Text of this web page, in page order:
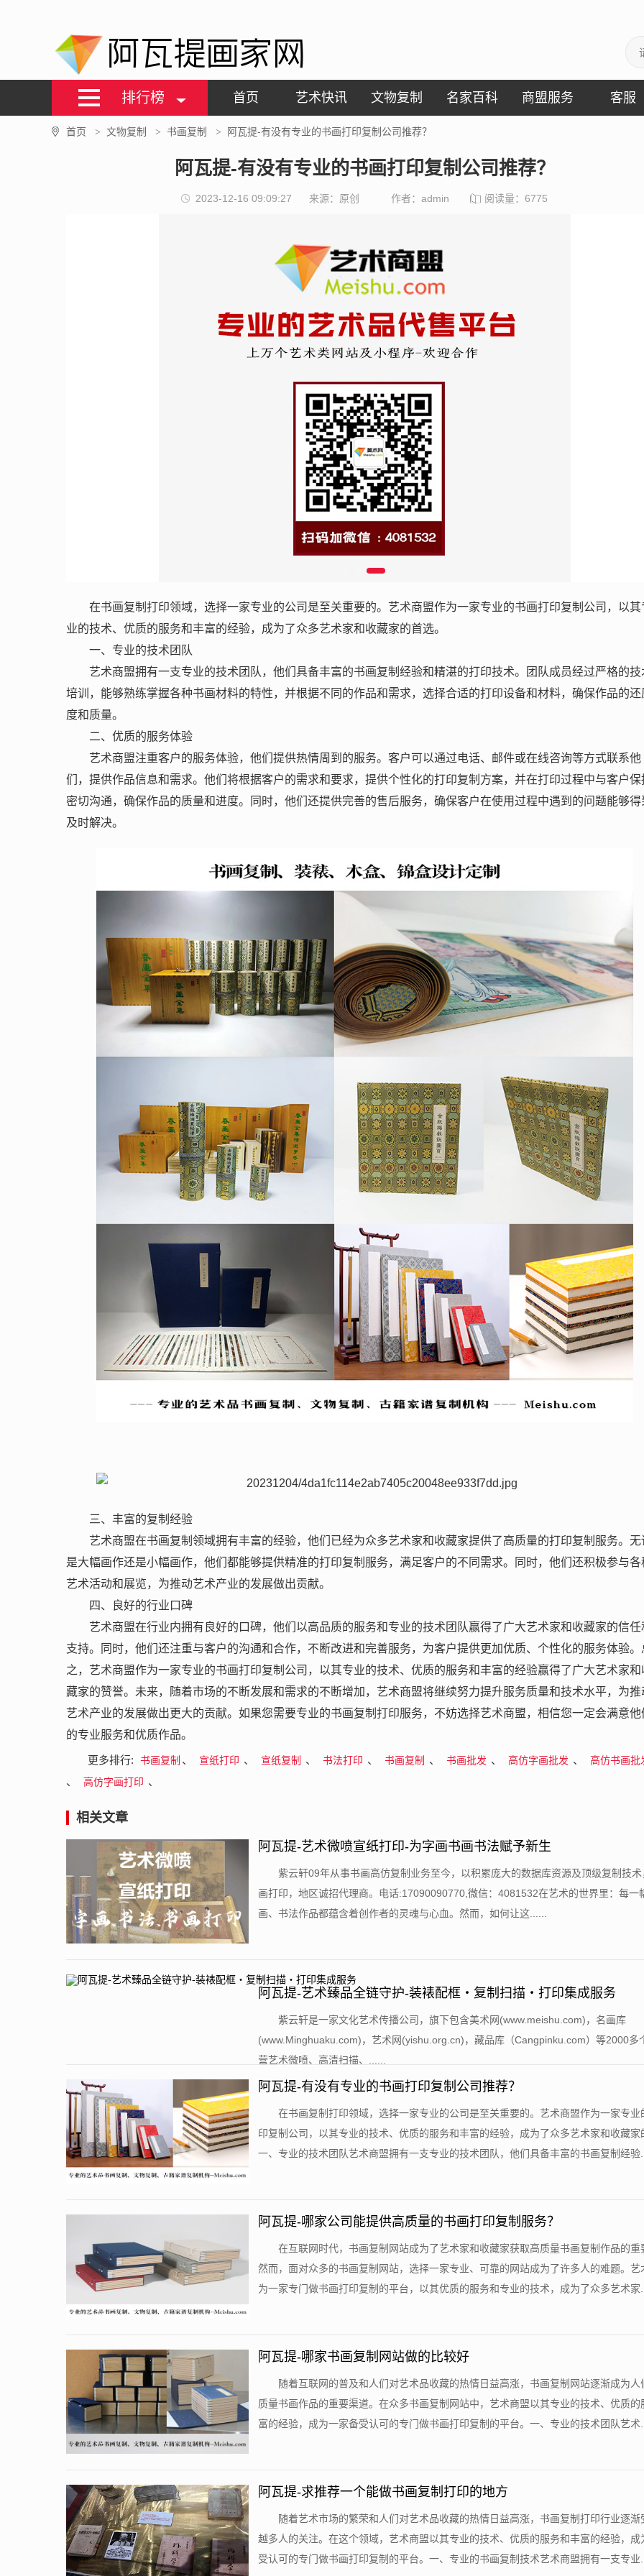
阿瓦提画家网
排行榜 首页 艺术快讯 文物复制 名家百科 商盟服务 客服
首页 > 文物复制 > 书画复制 > 阿瓦提-有没有专业的书画打印复制公司推荐？
阿瓦提-有没有专业的书画打印复制公司推荐？
2023-12-16 09:09:27 来源：原创 作者：admin 阅读量： 6775
在书画复制打印领域，选择一家专业的公司是至关重要的。艺术商盟作为一家专业的书画打印复制公司，以其
业的技术、优质的服务和丰富的经验，成为了众多艺术家和收藏家的首选。
一、专业的技术团队
艺术商盟拥有一支专业的技术团队，他们具备丰富的书画复制经验和精湛的打印技术。团队成员经过严格的技
培训，能够熟练掌握各种书画材料的特性，并根据不同的作品和需求，选择合适的打印设备和材料，确保作品的还
度和质量。
二、优质的服务体验
艺术商盟注重客户的服务体验，他们提供热情周到的服务。客户可以通过电话、邮件或在线咨询等方式联系他
们，提供作品信息和需求。他们将根据客户的需求和要求，提供个性化的打印复制方案，并在打印过程中与客户保
密切沟通，确保作品的质量和进度。同时，他们还提供完善的售后服务，确保客户在使用过程中遇到的问题能够得
及时解决。
三、丰富的复制经验
艺术商盟在书画复制领域拥有丰富的经验，他们已经为众多艺术家和收藏家提供了高质量的打印复制服务。无
是大幅画作还是小幅画作，他们都能够提供精准的打印复制服务，满足客户的不同需求。同时，他们还积极参与各
艺术活动和展览，为推动艺术产业的发展做出贡献。
四、良好的行业口碑
艺术商盟在行业内拥有良好的口碑，他们以高品质的服务和专业的技术团队赢得了广大艺术家和收藏家的信任
支持。同时，他们还注重与客户的沟通和合作，不断改进和完善服务，为客户提供更加优质、个性化的服务体验。
之，艺术商盟作为一家专业的书画打印复制公司，以其专业的技术、优质的服务和丰富的经验赢得了广大艺术家和
藏家的赞誉。未来，随着市场的不断发展和需求的不断增加，艺术商盟将继续努力提升服务质量和技术水平，为推
艺术产业的发展做出更大的贡献。如果您需要专业的书画复制打印服务，不妨选择艺术商盟，相信您一定会满意他
的专业服务和优质作品。
更多排行: 书画复制 、 宣纸打印 、 宣纸复制 、 书法打印 、 书画复制 、 书画批发 、 高仿字画批发 、 高仿书画批
、 高仿字画打印 、
相关文章
阿瓦提-艺术微喷宣纸打印-为字画书画书法赋予新生
紫云轩09年从事书画高仿复制业务至今，以积累庞大的数据库资源及顶级复制技
画打印，地区诚招代理商。电话:17090090770,微信：4081532在艺术的世界里：每一
画、书法作品都蕴含着创作者的灵魂与心血。然而，如何让这......
阿瓦提-艺术臻品全链守护-装裱配框・复制扫描・打印集成服务
​紫云轩是一家文化艺术传播公司，旗下包含美术网(www.meishu.com)，名画库
(www.Minghuaku.com)，艺术网(yishu.org.cn)，藏品库（Cangpinku.com）等2000多
营艺术微喷、高清扫描、......
阿瓦提-有没有专业的书画打印复制公司推荐？
在书画复制打印领域，选择一家专业的公司是至关重要的。艺术商盟作为一家专业
印复制公司，以其专业的技术、优质的服务和丰富的经验，成为了众多艺术家和收藏家
一、专业的技术团队艺术商盟拥有一支专业的技术团队，他们具备丰富的书画复制经验
阿瓦提-哪家公司能提供高质量的书画打印复制服务？
在互联网时代，书画复制网站成为了艺术家和收藏家获取高质量书画复制作品的重
然而，面对众多的书画复制网站，选择一家专业、可靠的网站成为了许多人的难题。艺
为一家专门做书画打印复制的平台，以其优质的服务和专业的技术，成为了众多艺术家
阿瓦提-哪家书画复制网站做的比较好
随着互联网的普及和人们对艺术品收藏的热情日益高涨，书画复制网站逐渐成为人
质量书画作品的重要渠道。在众多书画复制网站中，艺术商盟以其专业的技术、优质的
富的经验，成为一家备受认可的专门做书画打印复制的平台。一、专业的技术团队艺术
阿瓦提-求推荐一个能做书画复制打印的地方
随着艺术市场的繁荣和人们对艺术品收藏的热情日益高涨，书画复制打印行业逐渐
越多人的关注。在这个领域，艺术商盟以其专业的技术、优质的服务和丰富的经验，成
受认可的专门做书画打印复制的平台。一、专业的书画复制技术艺术商盟拥有一支专业